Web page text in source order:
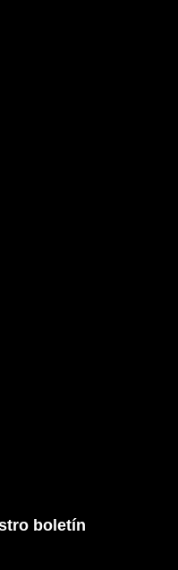
boletín